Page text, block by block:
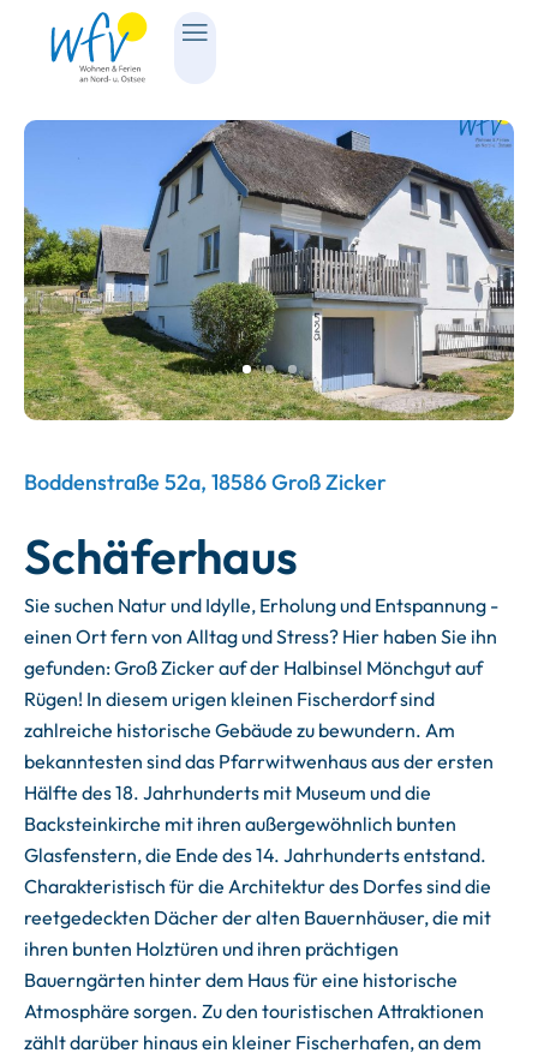
Boddenstraße 52a, 18586 Groß Zicker
Schäferhaus
Sie suchen Natur und Idylle, Erholung und Entspannung -
einen Ort fern von Alltag und Stress? Hier haben Sie ihn
gefunden: Groß Zicker auf der Halbinsel Mönchgut auf
Rügen! In diesem urigen kleinen Fischerdorf sind
zahlreiche historische Gebäude zu bewundern. Am
bekanntesten sind das Pfarrwitwenhaus aus der ersten
Hälfte des 18. Jahrhunderts mit Museum und die
Backsteinkirche mit ihren außergewöhnlich bunten
Glasfenstern, die Ende des 14. Jahrhunderts entstand.
Charakteristisch für die Architektur des Dorfes sind die
reetgedeckten Dächer der alten Bauernhäuser, die mit
ihren bunten Holztüren und ihren prächtigen
Bauerngärten hinter dem Haus für eine historische
Atmosphäre sorgen. Zu den touristischen Attraktionen
zählt darüber hinaus ein kleiner Fischerhafen, an dem